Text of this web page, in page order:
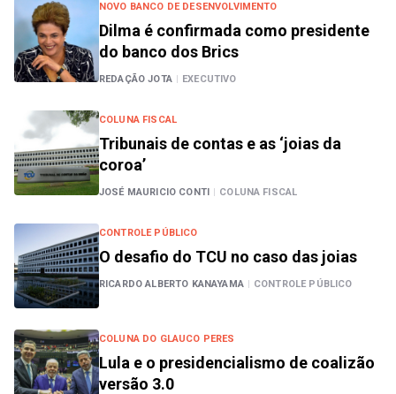
NOVO BANCO DE DESENVOLVIMENTO
Dilma é confirmada como presidente
do banco dos Brics
REDAÇÃO JOTA | EXECUTIVO
COLUNA FISCAL
Tribunais de contas e as ‘joias da
coroa’
JOSÉ MAURICIO CONTI | COLUNA FISCAL
CONTROLE PÚBLICO
O desafio do TCU no caso das joias
RICARDO ALBERTO KANAYAMA | CONTROLE PÚBLICO
COLUNA DO GLAUCO PERES
Lula e o presidencialismo de coalizão
versão 3.0